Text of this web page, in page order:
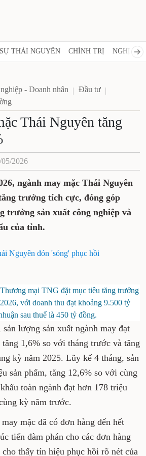
THÁI NGUYÊN CHÍNH TRỊ NGHỊ
nghiệp - Doanh nhân
Đầu tư
Thái Nguyên
05/2026
2026, ngành may mặc Thái
duy trì đà tăng trưởng tích
trọng vào tăng
nghiệp và kim ngạch
và Thương mại TNG đặt mục tiêu
trong năm 2026, với doanh thu
đồng, lợi nhuận sau thuế là 450 tỷ
đồng.
4, sản lượng sản xuất ngành
sản phẩm, tăng 1,6% so với
gần 14,5% so với cùng kỳ
tháng, sản lượng đạt gần 44
ngành đạt hơn 178 triệu
cùng kỳ năm trước.